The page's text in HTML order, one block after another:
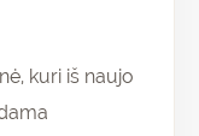
kuri iš naujo